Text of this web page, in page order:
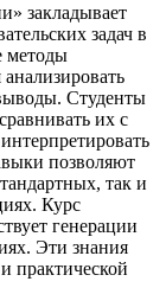
закладывает
задач в
методы
Студенты
их с
позволяют
так и
Курс
генерации
Эти знания
практической